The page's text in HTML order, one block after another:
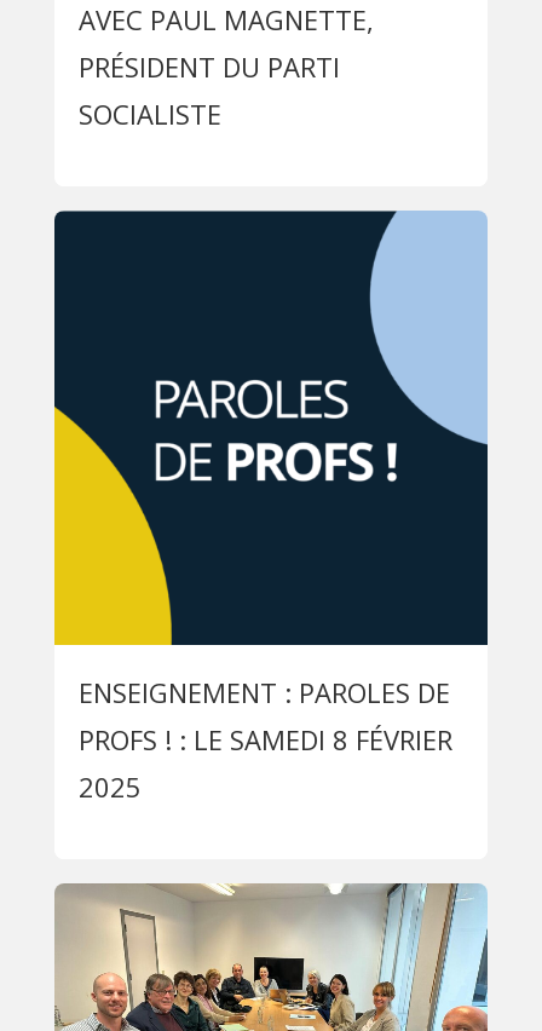
AVEC PAUL MAGNETTE,
PRÉSIDENT DU PARTI
SOCIALISTE
ENSEIGNEMENT : PAROLES DE
PROFS ! : LE SAMEDI 8 FÉVRIER
2025